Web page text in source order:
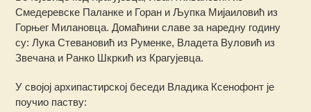
Смедеревске Паланке и Горан и Љупка Мијаиловић из
Горњег Милановца. Домаћини славе за наредну годину
су: Лука Стевановић из Руменке, Владета Вуловић из
Звечана и Ранко Шкркић из Крагујевца.
У својој архипастирској беседи Владика Ксенофонт је
поучио паству: